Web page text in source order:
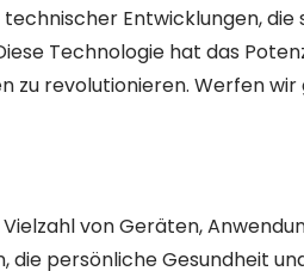
Entwicklungen,
Technologie hat das
zu revolutionieren. Werfen
von Geräten,
die persönliche Gesundheit